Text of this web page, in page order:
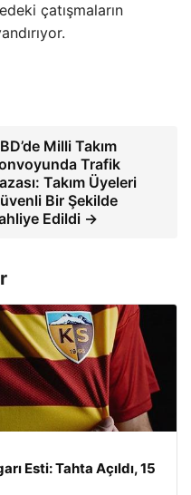
çatışmaların
Milli Takım
Trafik
Takım Üyeleri
Bir Şekilde
Edildi →
Esti: Tahta Açıldı, 15